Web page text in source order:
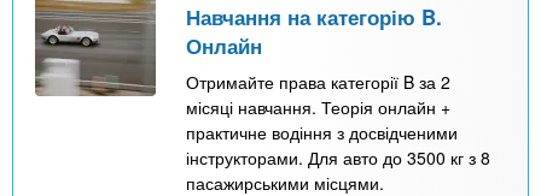
Навчання на категорію B.
Онлайн
Отримайте права категорії B за 2
місяці навчання. Теорія онлайн +
практичне водіння з досвідченими
інструкторами. Для авто до 3500 кг з 8
пасажирськими місцями.